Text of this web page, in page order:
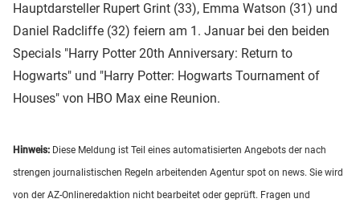
Hauptdarsteller Rupert Grint (33), Emma Watson (31) und
Daniel Radcliffe (32) feiern am 1. Januar bei den beiden
Specials "Harry Potter 20th Anniversary: Return to
Hogwarts" und "Harry Potter: Hogwarts Tournament of
Houses" von HBO Max eine Reunion.
Hinweis: Diese Meldung ist Teil eines automatisierten Angebots der nach
strengen journalistischen Regeln arbeitenden Agentur spot on news. Sie wird
von der AZ-Onlineredaktion nicht bearbeitet oder geprüft. Fragen und